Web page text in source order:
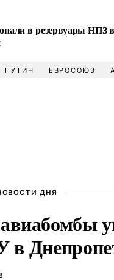
в резервуары НПЗ в
ПУТИН ЕВРОСОЮЗ
ДНЯ
авиабомбы
в